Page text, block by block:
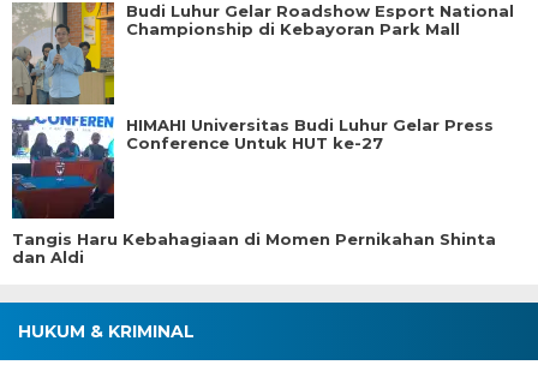
Budi Luhur Gelar Roadshow Esport National
Championship di Kebayoran Park Mall
HIMAHI Universitas Budi Luhur Gelar Press
Conference Untuk HUT ke-27
Tangis Haru Kebahagiaan di Momen Pernikahan Shinta
dan Aldi
HUKUM & KRIMINAL